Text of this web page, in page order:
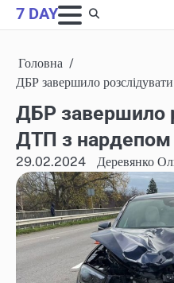
Skip
to
7 DAY
Головна
ДБР завершило
ДБР завершило
ДТП з нардепом
29.02.2024 Деревянко